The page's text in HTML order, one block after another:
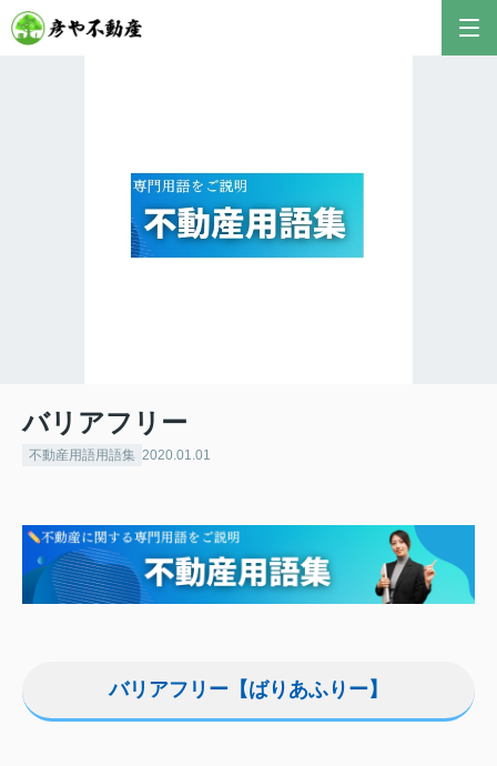
バリアフリー
不動産用語用語集 2020.01.01
バリアフリー【ばりあふりー】
おすすめ不動産AIコンテンツとして、膨大なデータ
から最適なご提案を導き出します✨
不動産の売却や購入など、何でもお気軽にご相談く